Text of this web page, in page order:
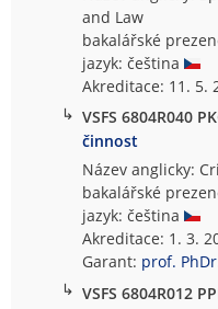
and Law
bakalářské
jazyk: čeština
Akreditace: 11. 5.
↳ VSFS 6804R040
činnost
Název anglicky:
bakalářské
jazyk: čeština
Akreditace: 1. 3.
Garant: prof.
↳ VSFS 6804R012